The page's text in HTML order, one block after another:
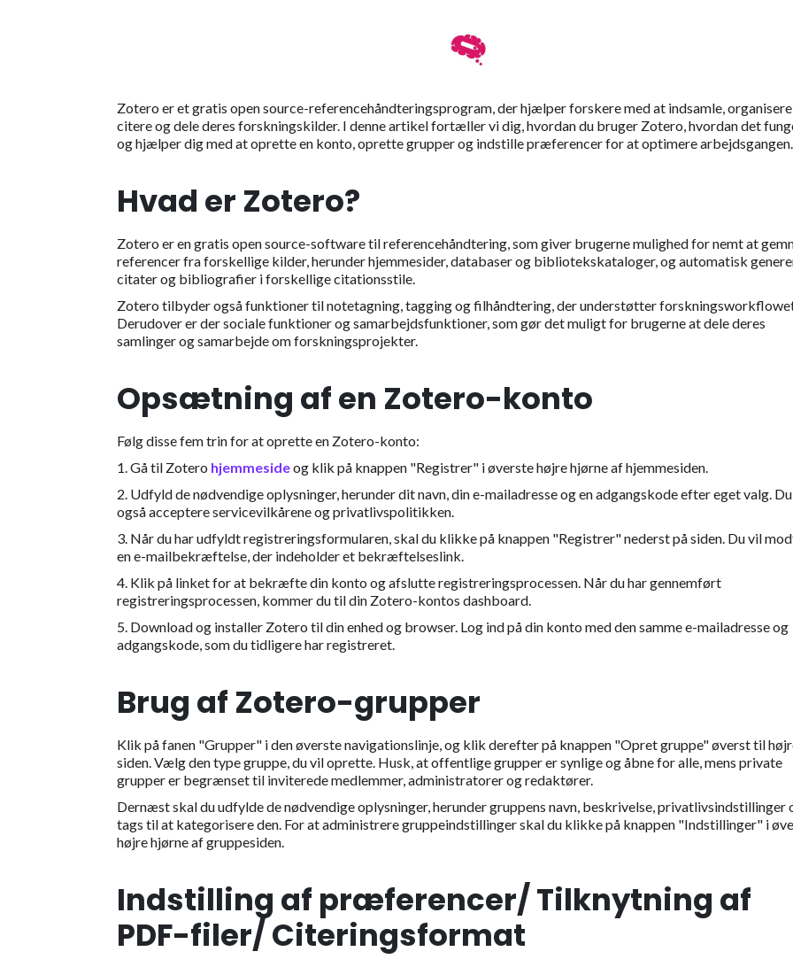
Zotero er et gratis open source-referencehåndteringsprogram, der hjælper forskere med at indsamle, organisere,
citere og dele deres forskningskilder. I denne artikel fortæller vi dig, hvordan du bruger Zotero, hvordan det
og hjælper dig med at oprette en konto, oprette grupper og indstille præferencer for at optimere arbejdsgangen.
Hvad er Zotero?
Zotero er en gratis open source-software til referencehåndtering, som giver brugerne mulighed for nemt at
referencer fra forskellige kilder, herunder hjemmesider, databaser og bibliotekskataloger, og automatisk
citater og bibliografier i forskellige citationsstile.
Zotero tilbyder også funktioner til notetagning, tagging og filhåndtering, der understøtter
Derudover er der sociale funktioner og samarbejdsfunktioner, som gør det muligt for brugerne at dele deres
samlinger og samarbejde om forskningsprojekter.
Opsætning af en Zotero-konto
Følg disse fem trin for at oprette en Zotero-konto:
1. Gå til Zotero hjemmesideog klik på knappen "Registrer" i øverste højre hjørne af hjemmesiden.
2. Udfyld de nødvendige oplysninger, herunder dit navn, din e-mailadresse og en adgangskode efter eget valg.
også acceptere servicevilkårene og privatlivspolitikken.
3. Når du har udfyldt registreringsformularen, skal du klikke på knappen "Registrer" nederst på siden. Du vil
en e-mailbekræftelse, der indeholder et bekræftelseslink.
4. Klik på linket for at bekræfte din konto og afslutte registreringsprocessen. Når du har gennemført
registreringsprocessen, kommer du til din Zotero-kontos dashboard.
5. Download og installer Zotero til din enhed og browser. Log ind på din konto med den samme e-mailadresse og
adgangskode, som du tidligere har registreret.
Brug af Zotero-grupper
Klik på fanen "Grupper" i den øverste navigationslinje, og klik derefter på knappen "Opret gruppe" øverst til
siden. Vælg den type gruppe, du vil oprette. Husk, at offentlige grupper er synlige og åbne for alle, mens private
grupper er begrænset til inviterede medlemmer, administratorer og redaktører.
Dernæst skal du udfylde de nødvendige oplysninger, herunder gruppens navn, beskrivelse, privatlivsindstillinger
tags til at kategorisere den. For at administrere gruppeindstillinger skal du klikke på knappen "Indstillinger" i
højre hjørne af gruppesiden.
Indstilling af præferencer/ Tilknytning af
PDF-filer/ Citeringsformat